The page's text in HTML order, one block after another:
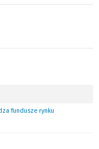
fundusze rynku